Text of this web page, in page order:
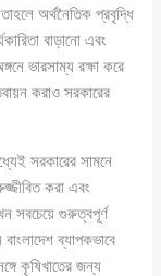
অর্থনৈতিক প্রবৃদ্ধি
বাড়ানো এবং
ভারসাম্য রক্ষা করে
করাও সরকারের
সরকারের সামনে
করা এবং
সবচেয়ে গুরুত্বপূর্ণ
ব্যাপকভাবে
কৃষিখাতের জন্য